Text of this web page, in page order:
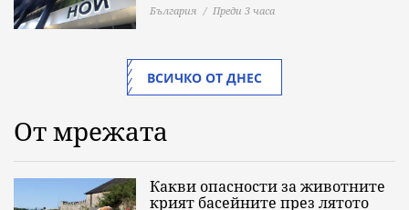
България Преди 3 часа
ВСИЧКО ОТ ДНЕС
От мрежата
Какви опасности за животните
крият басейните през лятото